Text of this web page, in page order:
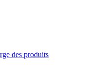
des produits